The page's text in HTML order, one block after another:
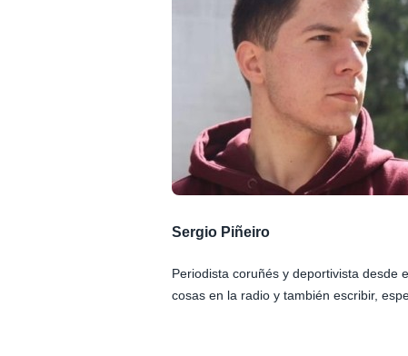
Sergio Piñeiro
Periodista coruñés y deportivista desde
cosas en la radio y también escribir,